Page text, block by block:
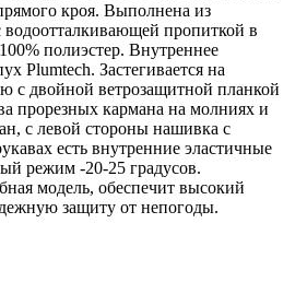
кроя. Выполнена из
водоотталкивающей пропиткой в
полиэстер. Внутреннее
Plumtech. Застегивается на
с двойной ветрозащитной планкой
прорезных кармана на молниях и
с левой стороны нашивка с
есть внутренние эластичные
режим -20-25 градусов.
модель, обеспечит высокий
защиту от непогоды.